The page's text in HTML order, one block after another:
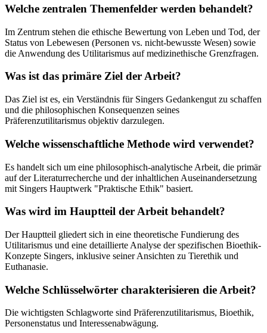
Welche zentralen Themenfelder werden behandelt?
Im Zentrum stehen die ethische Bewertung von Leben und Tod, der
Status von Lebewesen (Personen vs. nicht-bewusste Wesen) sowie
die Anwendung des Utilitarismus auf medizinethische Grenzfragen.
Was ist das primäre Ziel der Arbeit?
Das Ziel ist es, ein Verständnis für Singers Gedankengut zu schaffen
und die philosophischen Konsequenzen seines
Präferenzutilitarismus objektiv darzulegen.
Welche wissenschaftliche Methode wird verwendet?
Es handelt sich um eine philosophisch-analytische Arbeit, die primär
auf der Literaturrecherche und der inhaltlichen Auseinandersetzung
mit Singers Hauptwerk "Praktische Ethik" basiert.
Was wird im Hauptteil der Arbeit behandelt?
Der Hauptteil gliedert sich in eine theoretische Fundierung des
Utilitarismus und eine detaillierte Analyse der spezifischen Bioethik-
Konzepte Singers, inklusive seiner Ansichten zu Tierethik und
Euthanasie.
Welche Schlüsselwörter charakterisieren die Arbeit?
Die wichtigsten Schlagworte sind Präferenzutilitarismus, Bioethik,
Personenstatus und Interessenabwägung.